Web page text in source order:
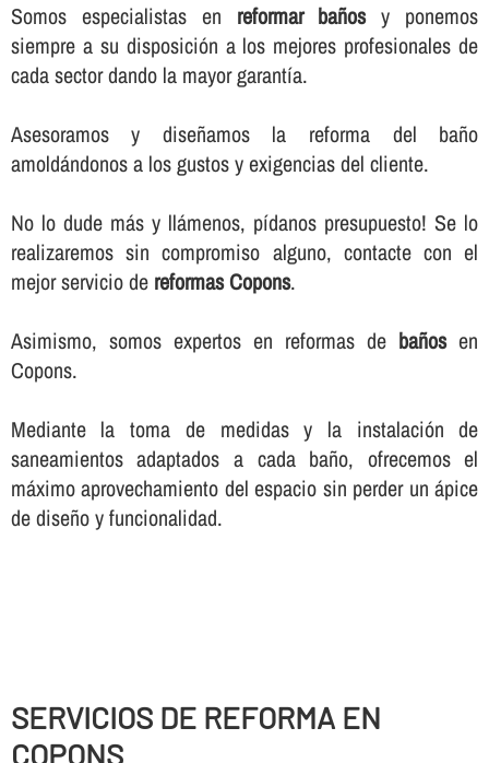
Somos especialistas en reformar bañosy ponemos
siempre a su disposición a los mejores profesionales de
cada sector dando la mayor garantí­a.
Asesoramos y diseñamos la reforma del baño
amoldándonos a los gustos y exigencias del cliente.
No lo dude más y llámenos, pí­danos presupuesto! Se lo
realizaremos sin compromiso alguno, contacte con el
mejor servicio de reformas Copons.
Asimismo, somos expertos en reformas de bañosen
Copons.
Mediante la toma de medidas y la instalación de
saneamientos adaptados a cada baño, ofrecemos el
máximo aprovechamiento del espacio sin perder un ápice
de diseño y funcionalidad.
SERVICIOS DE REFORMA EN
COPONS